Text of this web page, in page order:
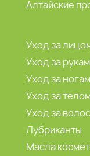
Алтайские
Уход за
Уход за
Уход за
Уход за
Уход за
Лубриканты
Масла